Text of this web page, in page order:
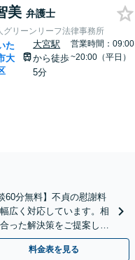
美 弁護士
グリーンリーフ法律事務所
た
大
大宮駅
から徒歩
5分
営業時間：09:00
~20:00（平日）
60分無料】不貞の慰謝料
広く対応しています。相
った解決策をご提案しま
料金表を見る